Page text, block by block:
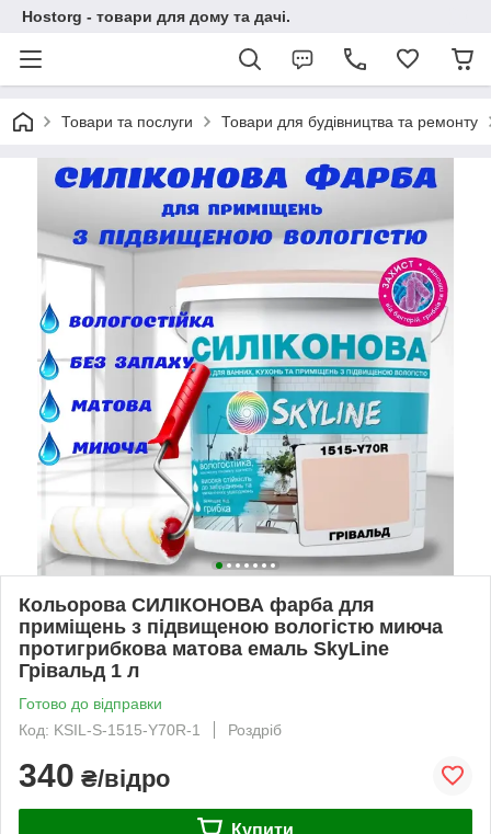
Hostorg - товари для дому та дачі.
Товари та послуги Товари для будівництва та ремонту
Кольорова СИЛІКОНОВА фарба для
приміщень з підвищеною вологістю миюча
протигрибкова матова емаль SkyLine
Грівальд 1 л
Готово до відправки
Код: KSIL-S-1515-Y70R-1
Роздріб
340 ₴/відро
Купити